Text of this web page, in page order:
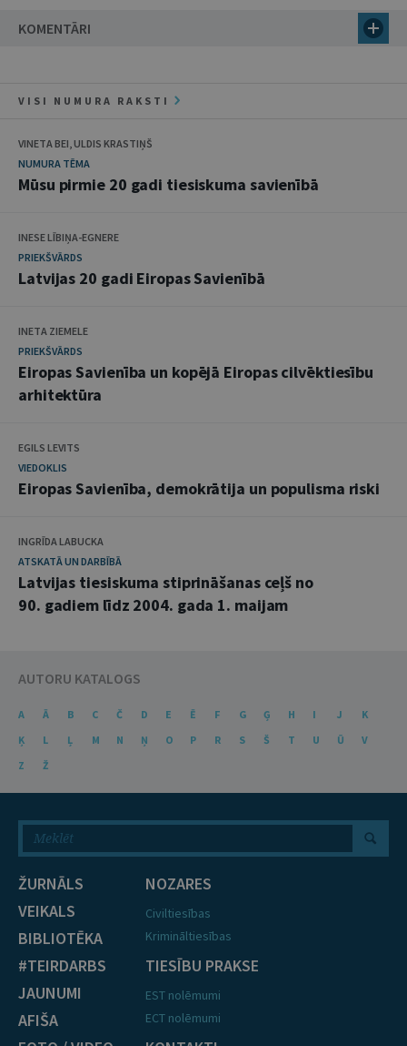
KOMENTĀRI
VISI NUMURA RAKSTI
VINETA BEI, ULDIS KRASTIŅŠ
NUMURA TĒMA
Mūsu pirmie 20 gadi tiesiskuma savienībā
INESE LĪBIŅA-EGNERE
PRIEKŠVĀRDS
Latvijas 20 gadi Eiropas Savienībā
INETA ZIEMELE
PRIEKŠVĀRDS
Eiropas Savienība un kopējā Eiropas cilvēktiesību
arhitektūra
EGILS LEVITS
VIEDOKLIS
Eiropas Savienība, demokrātija un populisma riski
INGRĪDA LABUCKA
ATSKATĀ UN DARBĪBĀ
Latvijas tiesiskuma stiprināšanas ceļš no
90. gadiem līdz 2004. gada 1. maijam
AUTORU KATALOGS
A Ā B C Č D E Ē F G Ģ H I J
K
Ķ
L Ļ M N Ņ O P R S Š T U Ū
V
Z
Ž
ŽURNĀLS
VEIKALS
BIBLIOTĒKA
#TEIRDARBS
JAUNUMI
AFIŠA
NOZARES
Civiltiesības
Krimināltiesības
TIESĪBU PRAKSE
EST nolēmumi
ECT nolēmumi